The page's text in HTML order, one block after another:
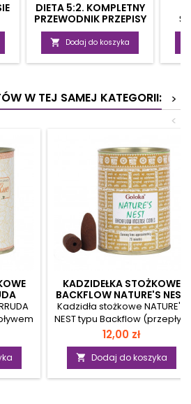
DIETA 5:2. KOMPLETNY
PRZEWODNIK PRZEPISY
KULINARNE,
OBIEKTYWNE OPINIE
 Dodaj do koszyka
W TEJ SAMEJ KATEGORII:
>
<
z
KADZIDEŁKA STOŻKOWE
BACKFLOW NATURE'S NEST
GOLOKA (PRZEPŁYW
ZWROTNY)
Kadzidła stożkowe NATURE'S
NEST typu Backflow (przepływ
zwrotny) Kadzidełka
stożkowe Backflow
przeznaczone są do
użytkowania wraz z
kadzielniczkami typu
Cena
12,00 zł
 Dodaj do koszyka